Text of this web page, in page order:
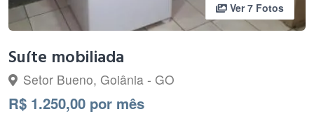
Ver 7 Fotos
Suíte mobiliada
Setor Bueno, Goiânia - GO
R$ 1.250,00 por mês